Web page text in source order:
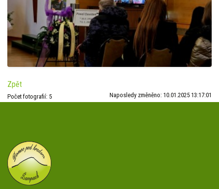
Zpět
Počet fotografií: 5 Naposledy změněno: 10.01.2025 13:17:01